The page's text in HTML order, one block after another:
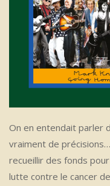
On en entendait parler
vraiment de
recueillir des fonds
lutte contre le cancer